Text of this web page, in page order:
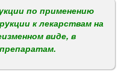
по применению
к лекарствам на
виде, в